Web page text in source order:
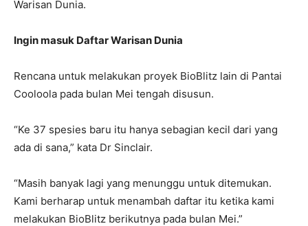
Warisan Dunia.
Ingin masuk Daftar Warisan Dunia
Rencana untuk melakukan proyek BioBlitz lain di Pantai
Cooloola pada bulan Mei tengah disusun.
“Ke 37 spesies baru itu hanya sebagian kecil dari yang
ada di sana,” kata Dr Sinclair.
“Masih banyak lagi yang menunggu untuk ditemukan.
Kami berharap untuk menambah daftar itu ketika kami
melakukan BioBlitz berikutnya pada bulan Mei.”